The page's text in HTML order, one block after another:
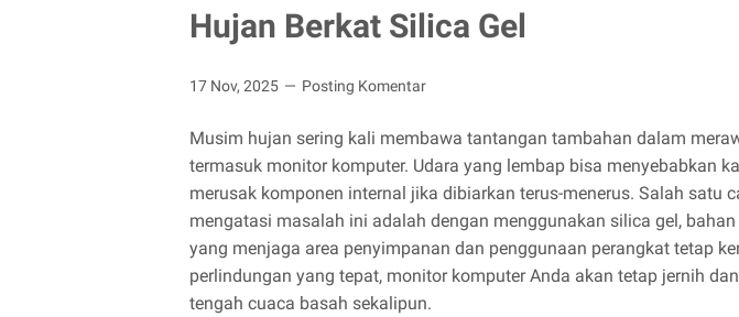
Hujan Berkat Silica Gel
17 Nov, 2025 Posting Komentar
Musim hujan sering kali membawa tantangan tambahan dalam
termasuk monitor komputer. Udara yang lembap bisa menyebabkan
merusak komponen internal jika dibiarkan terus-menerus. Salah satu
mengatasi masalah ini adalah dengan menggunakan silica gel,
yang menjaga area penyimpanan dan penggunaan perangkat tetap
perlindungan yang tepat, monitor komputer Anda akan tetap jernih
tengah cuaca basah sekalipun.